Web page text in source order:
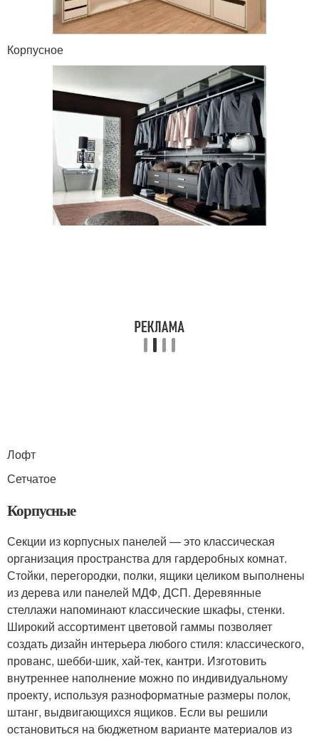
Корпусное
Лофт
Сетчатое
Корпусные
Секции из корпусных панелей — это классическая
организация пространства для гардеробных комнат.
Стойки, перегородки, полки, ящики целиком выполнены
из дерева или панелей МДФ, ДСП. Деревянные
стеллажи напоминают классические шкафы, стенки.
Широкий ассортимент цветовой гаммы позволяет
создать дизайн интерьера любого стиля: классического,
прованс, шебби-шик, хай-тек, кантри. Изготовить
внутреннее наполнение можно по индивидуальному
проекту, используя разноформатные размеры полок,
штанг, выдвигающихся ящиков. Если вы решили
остановиться на бюджетном варианте материалов из